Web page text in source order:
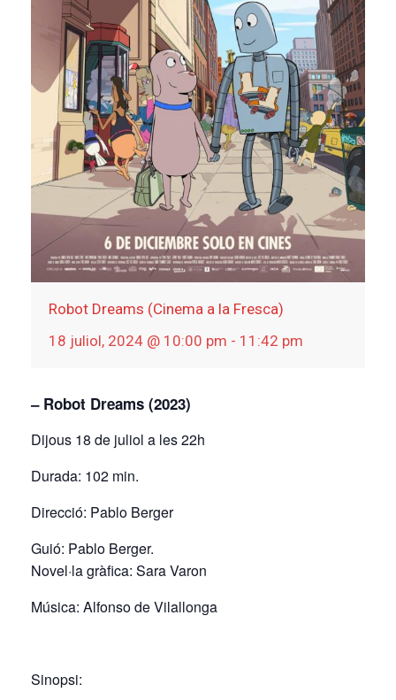
Robot Dreams (Cinema a la Fresca)
18 juliol, 2024 @ 10:00 pm - 11:42 pm
– Robot Dreams (2023)
Dijous 18 de juliol a les 22h
Durada: 102 min.
Direcció: Pablo Berger
Guió: Pablo Berger.
Novel·la gràfica: Sara Varon
Música: Alfonso de Vilallonga
Sinopsi: